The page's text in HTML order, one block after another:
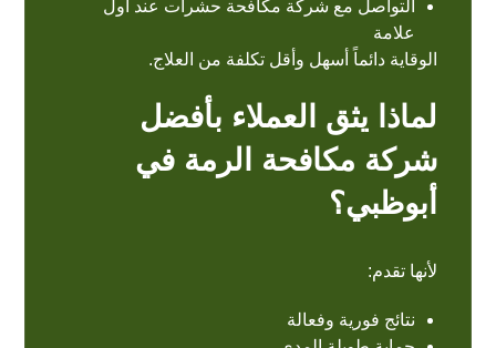
التواصل مع شركة مكافحة حشرات عند أول
علامة
الوقاية دائماً أسهل وأقل تكلفة من العلاج.
لماذا يثق العملاء بأفضل
شركة مكافحة الرمة في
أبوظبي؟
لأنها تقدم:
نتائج فورية وفعالة